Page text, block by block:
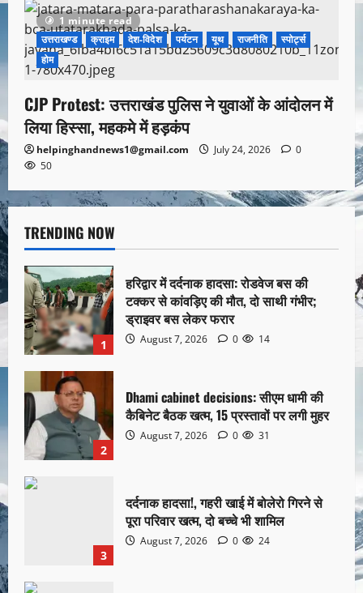
1 minute read
उत्तराखण्ड
क्राइम देश-विदेश पर्यटन यूथ राजनीति
स्पोर्ट्स
होम
CJP Protest: उत्तराखंड पुलिस ने युवाओं के आंदोलन में
लिया हिस्सा, महकमे में हड़कंप
helpinghandnews1@gmail.com July 24, 2026
0
50
TRENDING NOW
1
हरिद्वार में दर्दनाक हादसा: रोडवेज बस की
टक्कर से कांवड़िए की मौत, दो साथी गंभीर;
ड्राइवर बस लेकर फरार
August 7, 2026 0 14
2
Dhami cabinet decisions: सीएम धामी की
कैबिनेट बैठक खत्म, 15 प्रस्तावों पर लगी मुहर
August 7, 2026 0 31
3
दर्दनाक हादसा!, गहरी खाई में बोलेरो गिरने से
पूरा परिवार खत्म, दो बच्चे भी शामिल
August 7, 2026 0 24